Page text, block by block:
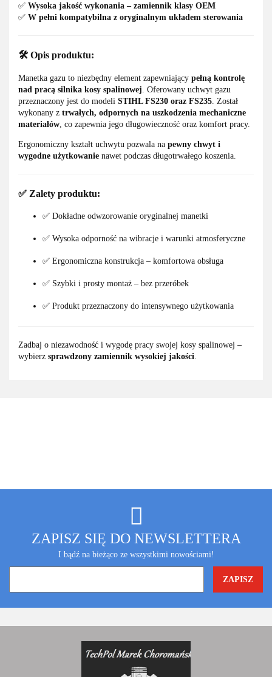
✅ Wysoka jakość wykonania – zamiennik klasy OEM
✅ W pełni kompatybilna z oryginalnym układem sterowania
🛠️ Opis produktu:
Manetka gazu to niezbędny element zapewniający pełną kontrolę
nad pracą silnika kosy spalinowej . Oferowany uchwyt gazu
przeznaczony jest do modeli STIHL FS230 oraz FS235 . Został
wykonany z trwałych, odpornych na uszkodzenia mechaniczne
materiałów , co zapewnia jego długowieczność oraz komfort pracy.
Ergonomiczny kształt uchwytu pozwala na pewny chwyt i
wygodne użytkowanie nawet podczas długotrwałego koszenia.
✅ Zalety produktu:
✅ Dokładne odwzorowanie oryginalnej manetki
✅ Wysoka odporność na wibracje i warunki atmosferyczne
✅ Ergonomiczna konstrukcja – komfortowa obsługa
✅ Szybki i prosty montaż – bez przeróbek
✅ Produkt przeznaczony do intensywnego użytkowania
Zadbaj o niezawodność i wygodę pracy swojej kosy spalinowej –
wybierz sprawdzony zamiennik wysokiej jakości.
ZAPISZ SIĘ DO NEWSLETTERA
I bądź na bieżąco ze wszystkimi nowościami!